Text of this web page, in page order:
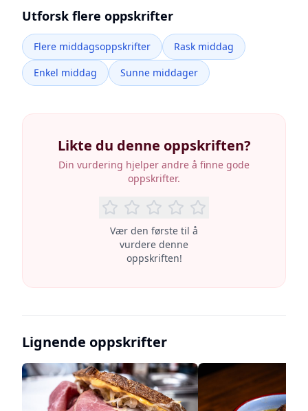
Utforsk flere oppskrifter
Flere middagsoppskrifter
Rask middag
Enkel middag
Sunne middager
Likte du denne oppskriften?
Din vurdering hjelper andre å finne gode
oppskrifter.
Vær den første til å
vurdere denne
oppskriften!
Lignende oppskrifter